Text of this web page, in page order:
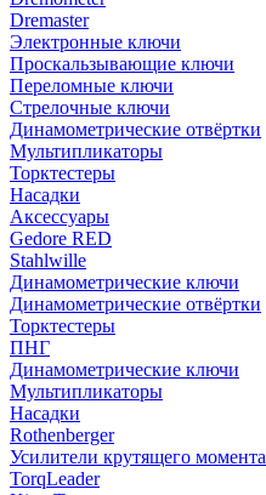
Dremaster
Электронные ключи
Проскальзывающие ключи
Переломные ключи
Стрелочные ключи
Динамометрические отвёртки
Мультипликаторы
Торктестеры
Насадки
Аксессуары
Gedore RED
Stahlwille
Динамометрические ключи
Динамометрические отвёртки
Торктестеры
ПНГ
Динамометрические ключи
Мультипликаторы
Насадки
Rothenberger
Усилители крутящего момента
TorqLeader